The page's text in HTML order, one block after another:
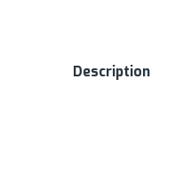
Description